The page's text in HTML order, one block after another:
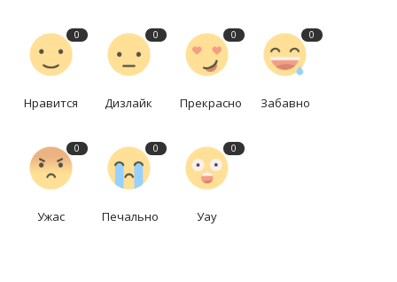
0
Нравится
0
Дизлайк
0
Прекрасно
0
Забавно
0
Ужас
0
Печально
0
Уау